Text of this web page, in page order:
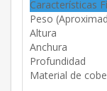
Características
Peso
Altura
Anchura
Profundidad
Material de